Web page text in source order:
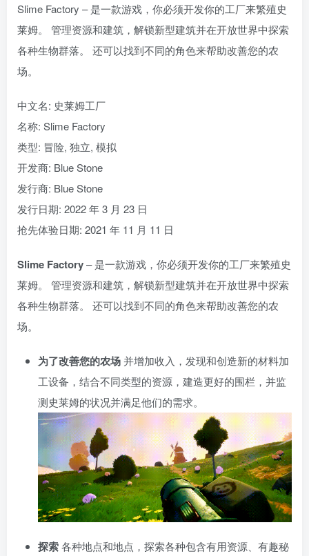
Slime Factory – 是一款游戏，你必须开发你的工厂来繁殖史
莱姆。 管理资源和建筑，解锁新型建筑并在开放世界中探索
各种生物群落。 还可以找到不同的角色来帮助改善您的农
场。
中文名: 史莱姆工厂
名称: Slime Factory
类型: 冒险, 独立, 模拟
开发商: Blue Stone
发行商: Blue Stone
发行日期: 2022 年 3 月 23 日
抢先体验日期: 2021 年 11 月 11 日
Slime Factory– 是一款游戏，你必须开发你的工厂来繁殖史
莱姆。 管理资源和建筑，解锁新型建筑并在开放世界中探索
各种生物群落。 还可以找到不同的角色来帮助改善您的农
场。
为了改善您的农场并增加收入，发现和创造新的材料加
工设备，结合不同类型的资源，建造更好的围栏，并监
测史莱姆的状况并满足他们的需求。
探索各种地点和地点，探索各种包含有用资源、有趣秘